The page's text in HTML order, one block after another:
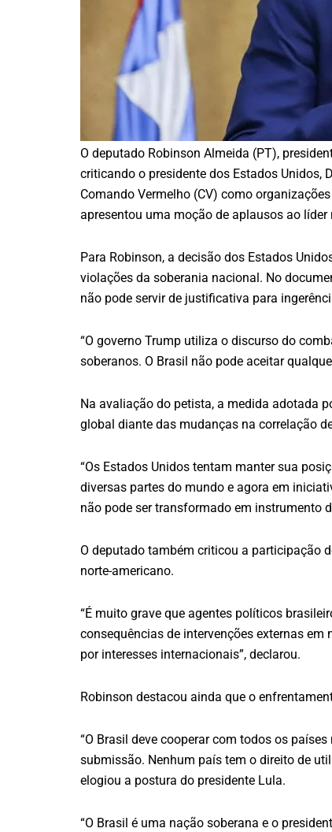
O deputado Robinson Almeida (PT),
criticando o presidente dos Estados Unidos,
Comando Vermelho (CV) como
apresentou uma moção de aplausos ao
Para Robinson, a decisão dos Estados
violações da soberania nacional. No
não pode servir de justificativa para
“O governo Trump utiliza o discurso do
soberanos. O Brasil não pode aceitar
Na avaliação do petista, a medida adotada
global diante das mudanças na correlação
“Os Estados Unidos tentam manter sua
diversas partes do mundo e agora em
não pode ser transformado em instrumento
O deputado também criticou a participação
norte-americano.
“É muito grave que agentes políticos
consequências de intervenções externas
por interesses internacionais”, declarou.
Robinson destacou ainda que o
“O Brasil deve cooperar com todos os
submissão. Nenhum país tem o direito de
elogiou a postura do presidente Lula.
“O Brasil é uma nação soberana e o